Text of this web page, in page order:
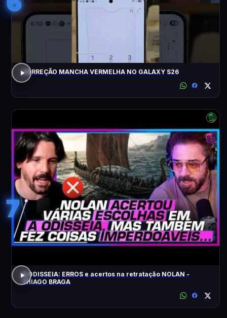
CORREÇÃO MANCHA VERMELHA NO GALAXY S26
7
A ODISSEIA: ERROS e acertos na retratação NOLAN -
THIAGO BRAGA